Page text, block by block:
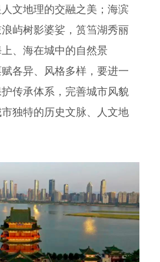
文地理的交融之美；海滨
屿树影婆娑，筼筜湖秀丽
、海在城中的自然景
各异、风格多样，要进一
传承体系，完善城市风貌
独特的历史文脉、人文地